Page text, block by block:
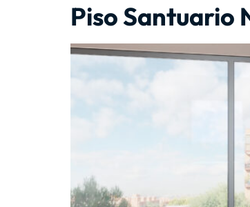
Piso Santuario